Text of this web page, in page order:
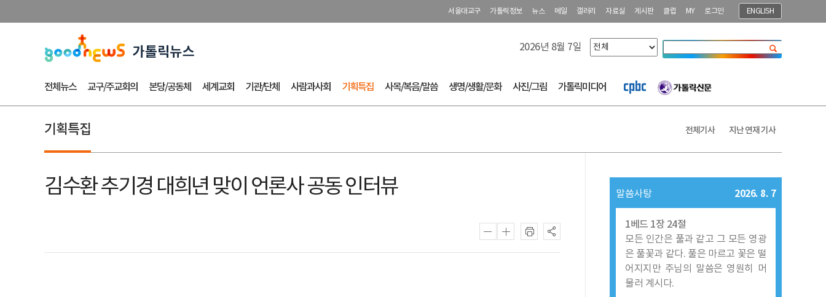
서울대교구 가톨릭정보 뉴스 메일 갤러리 자료실 게시판 클럽 MY 로그인 ENGLISH
2026년 8월 7일
전체뉴스 교구/주교회의 본당/공동체 세계교회 기관/단체 사람과사회 기획특집 사목/복음/말씀 생명/생활/문화 사진/그림 가톨릭미디어
기획특집 전체기사 지난 연재 기사
김수환 추기경 대희년 맞이 언론사 공동 인터뷰 말씀사탕 2026. 8. 7
1베드 1장 24절
모든 인간은 풀과 같고 그 모든 영광
은 풀꽃과 같다. 풀은 마르고 꽃은 떨
어지지만 주님의 말씀은 영원히 머
물러 계시다.